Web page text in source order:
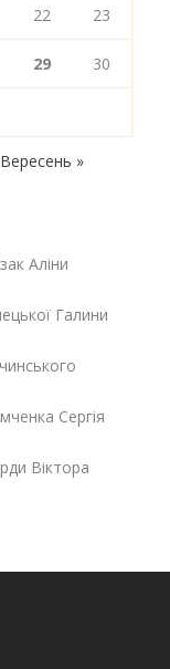
22 23
29 30
Вересень »
Аліни
Галини
Сергія
Віктора